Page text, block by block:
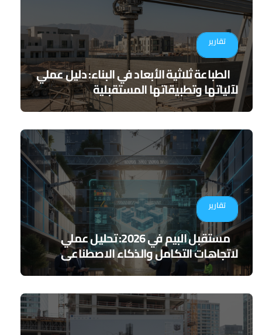
تقارير
الطباعة ثلاثية الأبعاد في البناء: دليل عملي
لآلياتها وتطبيقاتها المستقبلية
تقارير
مستقبل البيم في 2026: تحليل عملي
لاتجاهات التكامل والذكاء الاصطناعي